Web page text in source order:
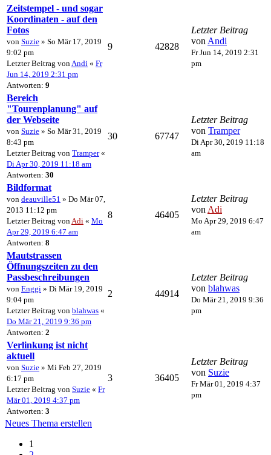
Zeitstempel - und sogar
Koordinaten - auf den
Fotos
von Suzie » So Mär 17, 2019
9:02 pm
Letzter Beitrag von Andi « Fr
Jun 14, 2019 2:31 pm
Antworten: 9
9 42828
Letzter Beitrag
von Andi
Fr Jun 14, 2019 2:31
pm
Bereich
"Tourenplanung" auf
der Webseite
von Suzie » So Mär 31, 2019
8:43 pm
Letzter Beitrag von Tramper«
Di Apr 30, 2019 11:18 am
Antworten: 30
30 67747
Letzter Beitrag
von Tramper
Di Apr 30, 2019 11:18
am
Bildformat
von deauville51 » Do Mär 07,
2013 11:12 pm
Letzter Beitrag von Adi « Mo
Apr 29, 2019 6:47 am
Antworten: 8
8 46405
Letzter Beitrag
von Adi
Mo Apr 29, 2019 6:47
am
Mautstrassen
Öffnungszeiten zu den
Passbeschreibungen
von Enggi » Di Mär 19, 2019
9:04 pm
Letzter Beitrag von blahwas «
Do Mär 21, 2019 9:36 pm
Antworten: 2
2 44914
Letzter Beitrag
von blahwas
Do Mär 21, 2019 9:36
pm
Verlinkung ist nicht
aktuell
von Suzie » Mi Feb 27, 2019
6:17 pm
Letzter Beitrag von Suzie « Fr
Mär 01, 2019 4:37 pm
Antworten: 3
3 36405
Letzter Beitrag
von Suzie
Fr Mär 01, 2019 4:37
pm
Neues Thema erstellen
1